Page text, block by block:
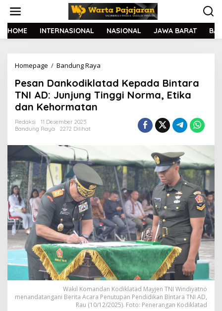
t
HOME INTERNASIONAL NASIONAL JAWA BARAT
Homepage / Bandung Raya
s
a
n
i
k
l
a
t
a
d
K
e
p
a
d
a
B
i
n
t
Pesan Dankodiklatad Kepada Bintara
TNI AD: Junjung Tinggi Norma, Etika
dan Kehormatan
Redaksi
11 Desember 2025
Bandung Raya
2272 Dilihat
Wakil Komandan Kodiklatad Mayjen TNI Windiyatno
menandatangani Berita Acara Penutupan Pendidikan Bintara TNI AD,
Rau (10/12/2025). Foto: Penerangan Kodiklatad